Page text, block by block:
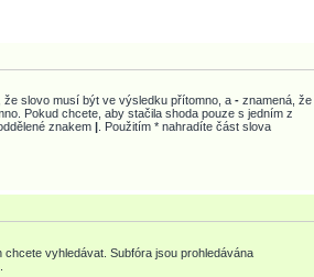
že slovo musí být ve výsledku přítomno, a - znamená, že
Pokud chcete, aby stačila shoda pouze s jedním z
znakem | . Použitím * nahradíte část slova
vyhledávat. Subfóra jsou prohledávána